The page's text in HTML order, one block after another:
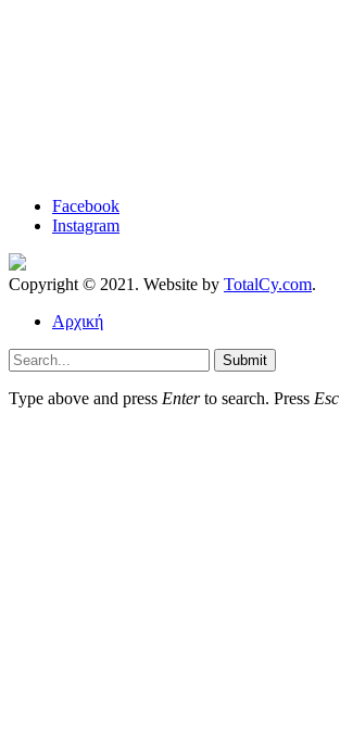
Facebook
Instagram
Copyright © 2021. Website by TotalCy.com.
Αρχική
Submit
Type above and press Enterto search. Press Esc